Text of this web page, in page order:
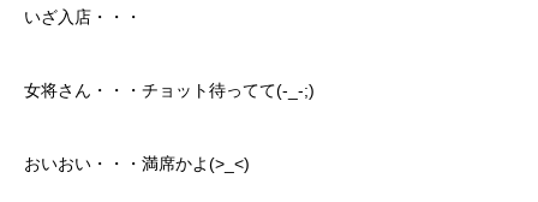
いざ入店・・・
女将さん・・・チョット待ってて(-_-;)
おいおい・・・満席かよ(>_<)